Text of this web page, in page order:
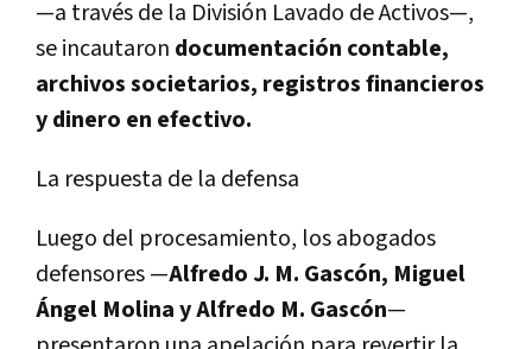
—a través de la División Lavado de Activos—,
se incautaron documentación contable,
archivos societarios, registros financieros
y dinero en efectivo.
La respuesta de la defensa
Luego del procesamiento, los abogados
defensores —Alfredo J. M. Gascón, Miguel
Ángel Molina y Alfredo M. Gascón—